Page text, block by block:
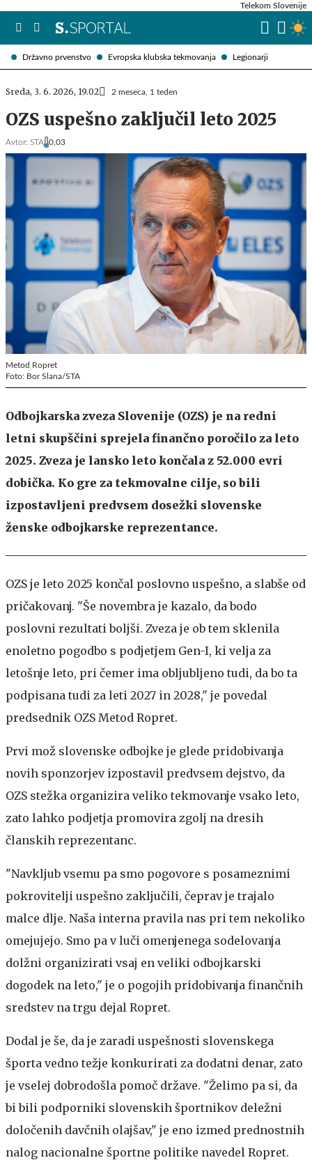
Državno prvenstvo Evropska klubska tekmovanja Legionarji
Telekom Slovenije
Sreda, 3. 6. 2026, 19.02 2 meseca, 1 teden
OZS uspešno zaključil leto 2025
Avtor: STA 0,03
Metod Ropret
Foto: Bor Slana/STA
Odbojkarska zveza Slovenije (OZS) je na redni
letni skupščini sprejela finančno poročilo za leto
2025. Zveza je lansko leto končala z 52.000 evri
dobička. Ko gre za tekmovalne cilje, so bili
izpostavljeni predvsem dosežki slovenske
ženske odbojkarske reprezentance.
OZS je leto 2025 končal poslovno uspešno, a slabše od
pričakovanj. "Še novembra je kazalo, da bodo
poslovni rezultati boljši. Zveza je ob tem sklenila
enoletno pogodbo s podjetjem Gen-I, ki velja za
letošnje leto, pri čemer ima obljubljeno tudi, da bo ta
podpisana tudi za leti 2027 in 2028," je povedal
predsednik OZS Metod Ropret.
Prvi mož slovenske odbojke je glede pridobivanja
novih sponzorjev izpostavil predvsem dejstvo, da
OZS stežka organizira veliko tekmovanje vsako leto,
zato lahko podjetja promovira zgolj na dresih
članskih reprezentanc.
"Navkljub vsemu pa smo pogovore s posameznimi
pokrovitelji uspešno zaključili, čeprav je trajalo
malce dlje. Naša interna pravila nas pri tem nekoliko
omejujejo. Smo pa v luči omenjenega sodelovanja
dolžni organizirati vsaj en veliki odbojkarski
dogodek na leto," je o pogojih pridobivanja finančnih
sredstev na trgu dejal Ropret.
Dodal je še, da je zaradi uspešnosti slovenskega
športa vedno težje konkurirati za dodatni denar, zato
je vselej dobrodošla pomoč države. "Želimo pa si, da
bi bili podporniki slovenskih športnikov deležni
določenih davčnih olajšav," je eno izmed prednostnih
nalog nacionalne športne politike navedel Ropret.